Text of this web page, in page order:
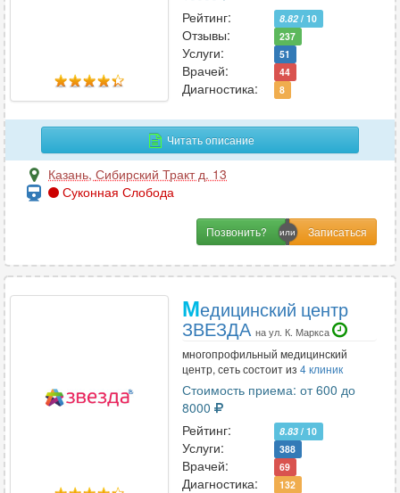
Рейтинг:
8.82 / 10
Отзывы: 237
Услуги: 51
Врачей: 44
Диагностика: 8
Читать описание
Казань, Сибирский Тракт д. 13
Суконная Слобода
Позвонить?
Медицинский центр
ЗВЕЗДА на ул. К. Маркса
многопрофильный медицинский
центр, сеть состоит из 4 клиник
Стоимость приема: от 600 до
8000
Рейтинг:
8.83 / 10
Услуги: 388
Врачей: 69
Диагностика: 132